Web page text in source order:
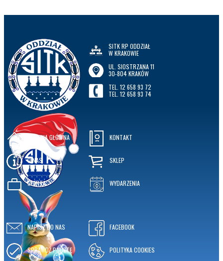
SITK RP ODDZIAŁ
W KRAKOWIE
UL. SIOSTRZANA 11
30-804 KRAKÓW
TEL. 12 658 93 72
TEL. 12 658 93 74
STRONA GŁÓWNA
O NAS
OFERTA
KONTAKT
SKLEP
WYDARZENIA
NAPISZ DO NAS
SPRAWDŹ POCZTĘ
FACEBOOK
POLITYKA COOKIES